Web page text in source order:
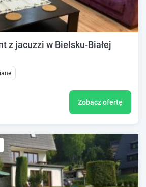
z jacuzzi w Bielsku-Białej
Zobacz ofertę